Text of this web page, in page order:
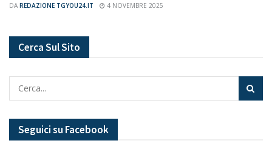
DA REDAZIONE TGYOU24.IT 4 NOVEMBRE 2025
Cerca Sul Sito
Seguici su Facebook